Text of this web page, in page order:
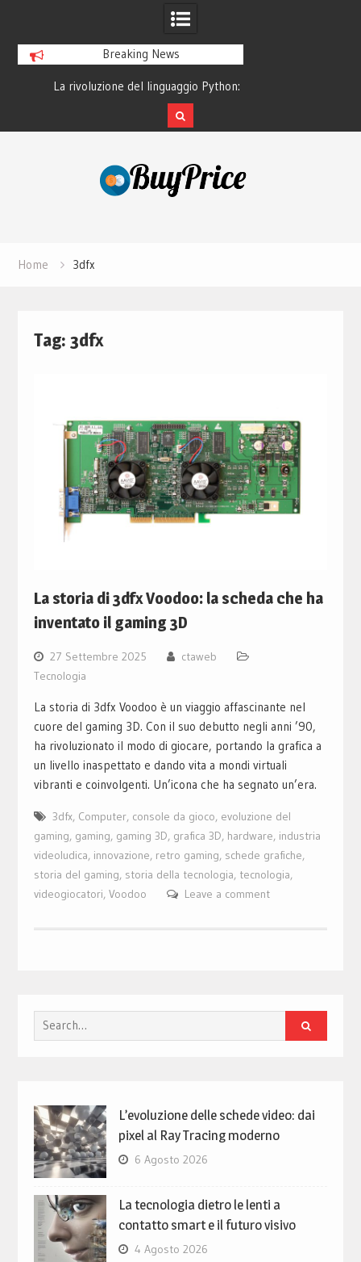
Breaking News
La rivoluzione del linguaggio Python:
perché tutti lo studiano
Home 3dfx
Tag: 3dfx
La storia di 3dfx Voodoo: la scheda che ha
inventato il gaming 3D
27 Settembre 2025
ctaweb
Tecnologia
La storia di 3dfx Voodoo è un viaggio affascinante nel
cuore del gaming 3D. Con il suo debutto negli anni ’90,
ha rivoluzionato il modo di giocare, portando la grafica a
un livello inaspettato e dando vita a mondi virtuali
vibranti e coinvolgenti. Un’icona che ha segnato un’era.
3dfx, Computer, console da gioco, evoluzione del
gaming, gaming, gaming 3D, grafica 3D, hardware, industria
videoludica, innovazione, retro gaming, schede grafiche,
storia del gaming, storia della tecnologia, tecnologia,
videogiocatori, Voodoo Leave a comment
Search
for:
L’evoluzione delle schede video: dai
pixel al Ray Tracing moderno
6 Agosto 2026
La tecnologia dietro le lenti a
contatto smart e il futuro visivo
4 Agosto 2026